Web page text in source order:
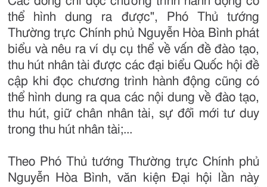
thể hình dung ra được", Phó Thủ tướng
Thường trực Chính phủ Nguyễn Hòa Bình phát
biểu và nêu ra ví dụ cụ thể về vấn đề đào tạo,
thu hút nhân tài được các đại biểu Quốc hội đề
cập khi đọc chương trình hành động cũng có
thể hình dung ra qua các nội dung về đào tạo,
thu hút, giữ chân nhân tài, sự đổi mới tư duy
trong thu hút nhân tài;...
Theo Phó Thủ tướng Thường trực Chính phủ
Nguyễn Hòa Bình, văn kiện Đại hội lần này